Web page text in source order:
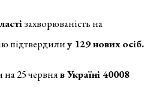
захворюваність на
підтвердилиу 129 новихосіб.
25 червняв Україні 40008